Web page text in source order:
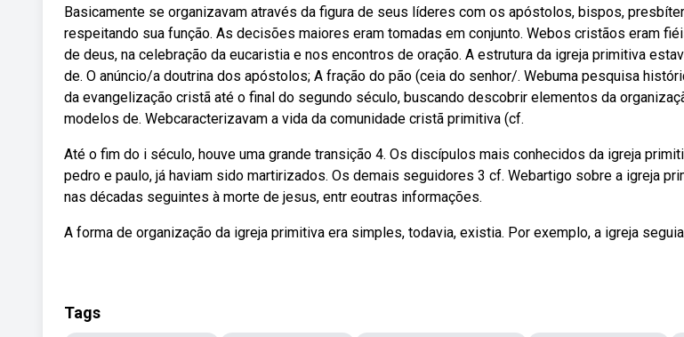
Basicamente se organizavam através da figura de seus líderes com os apóstolos, bispos,
respeitando sua função. As decisões maiores eram tomadas em conjunto. Webos cristãos eram
de deus, na celebração da eucaristia e nos encontros de oração. A estrutura da igreja primitiva
de. O anúncio/a doutrina dos apóstolos; A fração do pão (ceia do senhor/. Webuma pesquisa
da evangelização cristã até o final do segundo século, buscando descobrir elementos da
modelos de. Webcaracterizavam a vida da comunidade cristã primitiva (cf.
Até o fim do i século, houve uma grande transição 4. Os discípulos mais conhecidos da igreja
pedro e paulo, já haviam sido martirizados. Os demais seguidores 3 cf. Webartigo sobre a igreja
nas décadas seguintes à morte de jesus, entr eoutras informações.
A forma de organização da igreja primitiva era simples, todavia, existia. Por exemplo, a igreja
Tags